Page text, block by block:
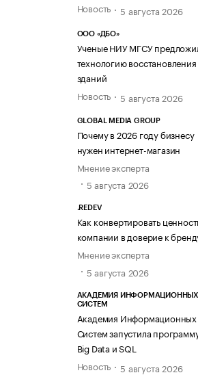
Новость
5 августа 2026
ООО «ДБО»
Ученые НИУ МГСУ
технологию восстановления
зданий
Новость
5 августа 2026
GLOBAL MEDIA GROUP
Почему в 2026 году бизнесу
нужен интернет-магазин
Мнение эксперта
5 августа 2026
.REDEV
Как конвертировать
компании в доверие к
Мнение эксперта
5 августа 2026
АКАДЕМИЯ ИНФОРМАЦИОННЫХ
СИСТЕМ
Академия Информационных
Систем запустила
Big Data и SQL
Новость
5 августа 2026